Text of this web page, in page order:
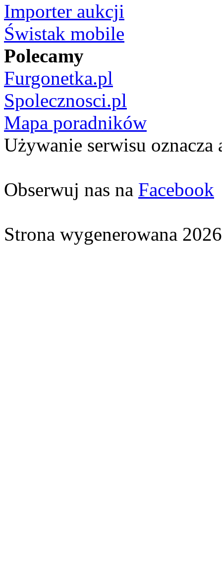
Importer aukcji
Świstak mobile
Polecamy
Furgonetka.pl
Spolecznosci.pl
Mapa poradników
Używanie serwisu oznacza
Obserwuj nas na Facebook
Strona wygenerowana